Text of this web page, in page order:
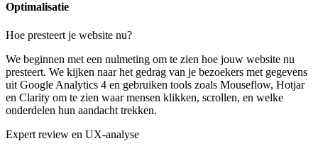
Optimalisatie
Hoe presteert je website nu?
We beginnen met een nulmeting om te zien hoe jouw website nu
presteert. We kijken naar het gedrag van je bezoekers met gegevens
uit Google Analytics 4 en gebruiken tools zoals Mouseflow, Hotjar
en Clarity om te zien waar mensen klikken, scrollen, en welke
onderdelen hun aandacht trekken.
Expert review en UX-analyse